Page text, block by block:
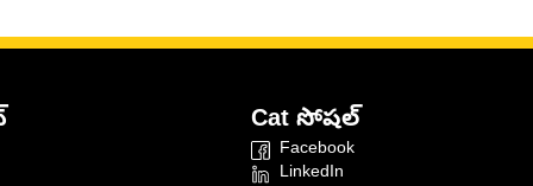
Cat సోషల్
Facebook
LinkedIn